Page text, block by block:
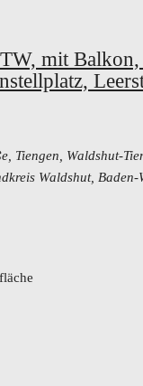
mit
Tiengen, Waldshut-
Waldshut, Baden-